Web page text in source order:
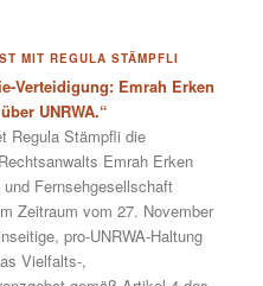
MIT REGULA STÄMPFLI
Verteidigung: Emrah Erken
UNRWA.“
Regula Stämpfli die
Emrah Erken
Fernsehgesellschaft
Zeitraum vom 27. November
pro-UNRWA-Haltung
Vielfalts-,